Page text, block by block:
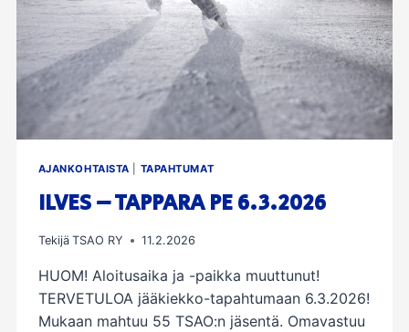
AJANKOHTAISTA TAPAHTUMAT
ILVES – TAPPARA PE 6.3.2026
Tekijä TSAO RY 11.2.2026
HUOM! Aloitusaika ja -paikka muuttunut!
TERVETULOA jääkiekko-tapahtumaan 6.3.2026!
Mukaan mahtuu 55 TSAO:n jäsentä. Omavastuu